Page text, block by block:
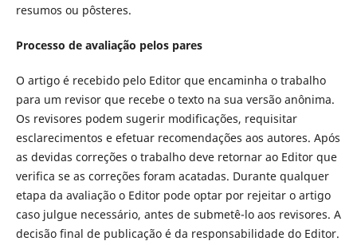
resumos ou pôsteres.
Processo de avaliação pelos pares
O artigo é recebido pelo Editor que encaminha o trabalho
para um revisor que recebe o texto na sua versão anônima.
Os revisores podem sugerir modificações, requisitar
esclarecimentos e efetuar recomendações aos autores. Após
as devidas correções o trabalho deve retornar ao Editor que
verifica se as correções foram acatadas. Durante qualquer
etapa da avaliação o Editor pode optar por rejeitar o artigo
caso julgue necessário, antes de submetê-lo aos revisores. A
decisão final de publicação é da responsabilidade do Editor.